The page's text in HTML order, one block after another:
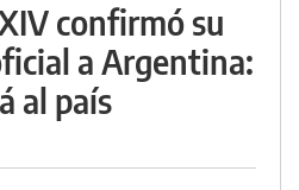
confirmó su
a Argentina:
al país